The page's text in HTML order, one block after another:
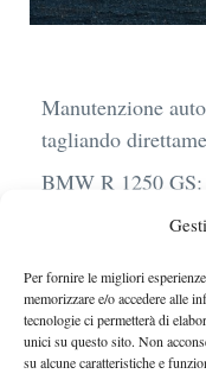
Per fornire le migliori
memorizzare e/o accedere alle
tecnologie ci permetterà di
unici su questo sito. Non
su alcune caratteristiche e
Manutenzione
tagliando
BMW R 1250 GS:
scarico
sostenibile, stile,
termine
Ufficiale l’arrivo